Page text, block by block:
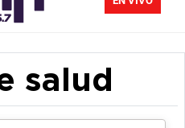
salud